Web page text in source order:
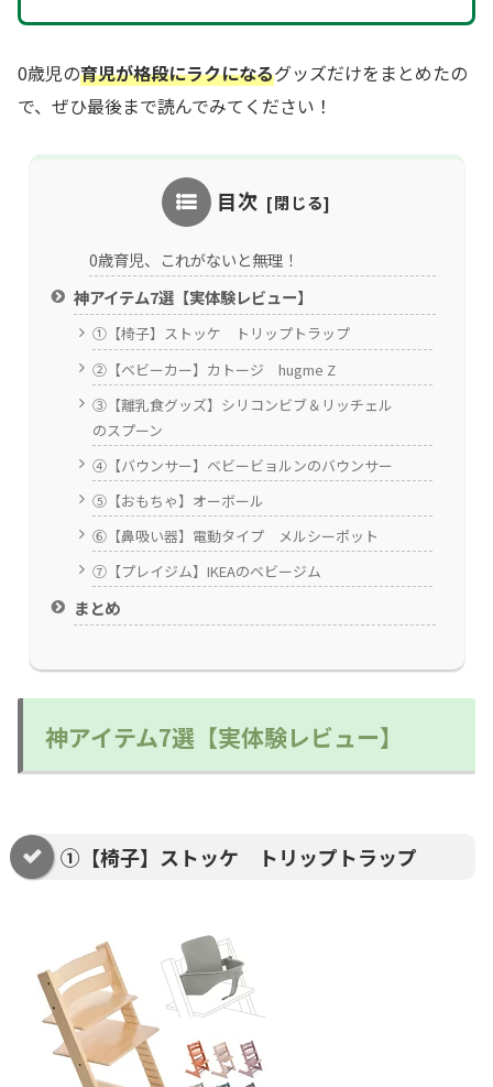
0歳児の育児が格段にラクになるグッズだけをまとめたの
で、ぜひ最後まで読んでみてください！
目次
0歳育児、これがないと無理！
神アイテム7選【実体験レビュー】
①【椅子】ストッケ トリップトラップ
②【ベビーカー】カトージ hugme Z
③【離乳食グッズ】シリコンビブ＆リッチェル
のスプーン
④【バウンサー】ベビービョルンのバウンサー
⑤【おもちゃ】オーボール
⑥【鼻吸い器】電動タイプ メルシーポット
⑦【プレイジム】IKEAのベビージム
まとめ
神アイテム7選【実体験レビュー】
①【椅子】ストッケ トリップトラップ